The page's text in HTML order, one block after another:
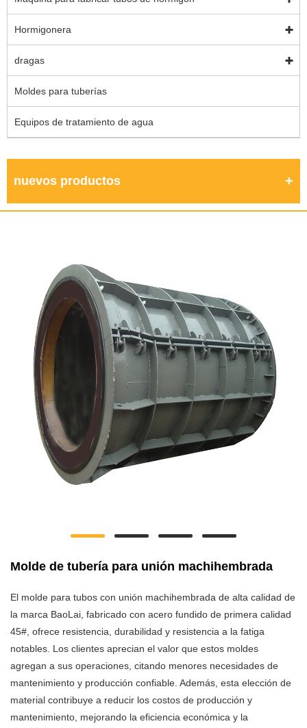
Hormigonera
dragas
Moldes para tuberías
Equipos de tratamiento de agua
nuevos productos
Molde de tubería para unión machihembrada
El molde para tubos con unión machihembrada de alta calidad de
la marca BaoLai, fabricado con acero fundido de primera calidad
45#, ofrece resistencia, durabilidad y resistencia a la fatiga
notables. Los clientes aprecian el valor que estos moldes
agregan a sus operaciones, citando menores necesidades de
mantenimiento y producción confiable. Además, esta elección de
material contribuye a reducir los costos de producción y
mantenimiento, mejorando la eficiencia económica y la